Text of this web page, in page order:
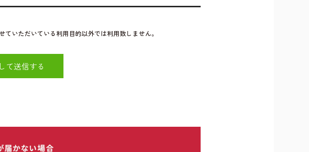
いただいている利用目的以外では利用致しません。